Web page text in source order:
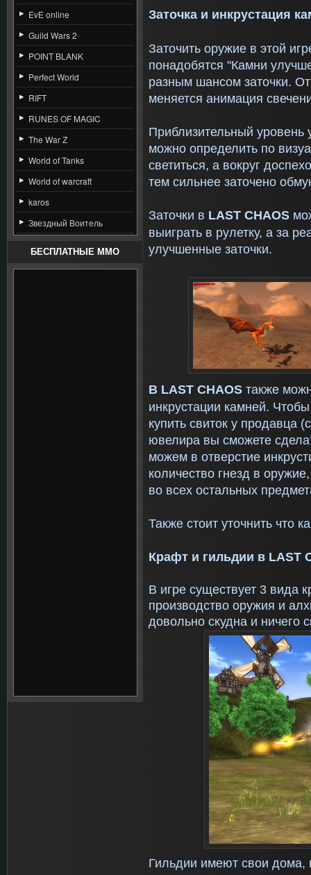
EvE online
Guild Wars 2
POINT BLANK
Perfect World
RIFT
RUNES OF MAGIC
The War Z
World of Tanks
World of warcraft
karos
Звездный Воитель
БЕСПЛАТНЫЕ MMO
Заточка и инкрустация
Заточить оружие в этой
понадобятся "Камни
разным шансом заточки.
меняется анимация
Приблизительный уровень
можно определить по
светиться, а вокруг
тем сильнее заточено
Заточки в LAST CHAOS
выиграть в рулетку, а за
улучшенные заточки.
В LAST CHAOS также
инкрустации камней.
купить свиток у продавца
ювелира вы сможете
можем в отверстие
количество гнезд в
во всех остальных
Также стоит уточнить что
Крафт и гильдии в LAST
В игре существует 3 вида
производство оружия и
довольно скудна и ничего
Гильдии имеют свои дома,